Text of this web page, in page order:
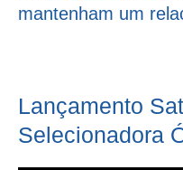
mantenham um
Lançamento
Selecionadora